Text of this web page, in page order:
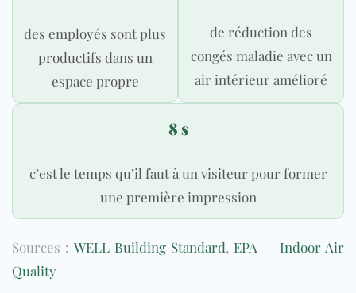
des employés sont plus
productifs dans un
espace propre
de réduction des
congés maladie avec un
air intérieur amélioré
8 s
c’est le temps qu’il faut à un visiteur pour former
une première impression
Sources : WELL Building Standard, EPA — Indoor Air
Quality